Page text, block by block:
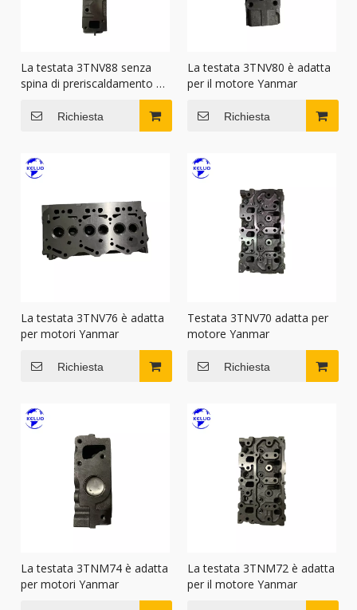
La testata 3TNV88 senza
spina di preriscaldamento è
adatta per il motore Yanmar
Richiesta
La testata 3TNV80 è adatta
per il motore Yanmar
Richiesta
La testata 3TNV76 è adatta
per motori Yanmar
Richiesta
Testata 3TNV70 adatta per
motore Yanmar
Richiesta
La testata 3TNM74 è adatta
per motori Yanmar
La testata 3TNM72 è adatta
per il motore Yanmar